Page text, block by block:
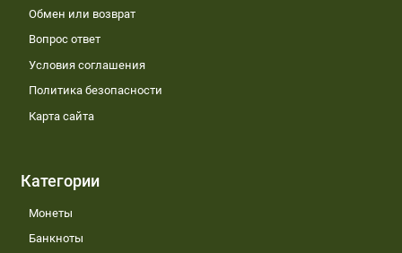
Обмен или возврат
Вопрос ответ
Условия соглашения
Политика безопасности
Карта сайта
Категории
Монеты
Банкноты